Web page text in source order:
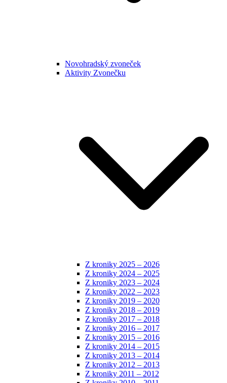
Novohradský zvoneček
Aktivity Zvonečku
Z kroniky 2025 – 2026
Z kroniky 2024 – 2025
Z kroniky 2023 – 2024
Z kroniky 2022 – 2023
Z kroniky 2019 – 2020
Z kroniky 2018 – 2019
Z kroniky 2017 – 2018
Z kroniky 2016 – 2017
Z kroniky 2015 – 2016
Z kroniky 2014 – 2015
Z kroniky 2013 – 2014
Z kroniky 2012 – 2013
Z kroniky 2011 – 2012